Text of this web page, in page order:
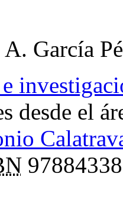
García
desde el